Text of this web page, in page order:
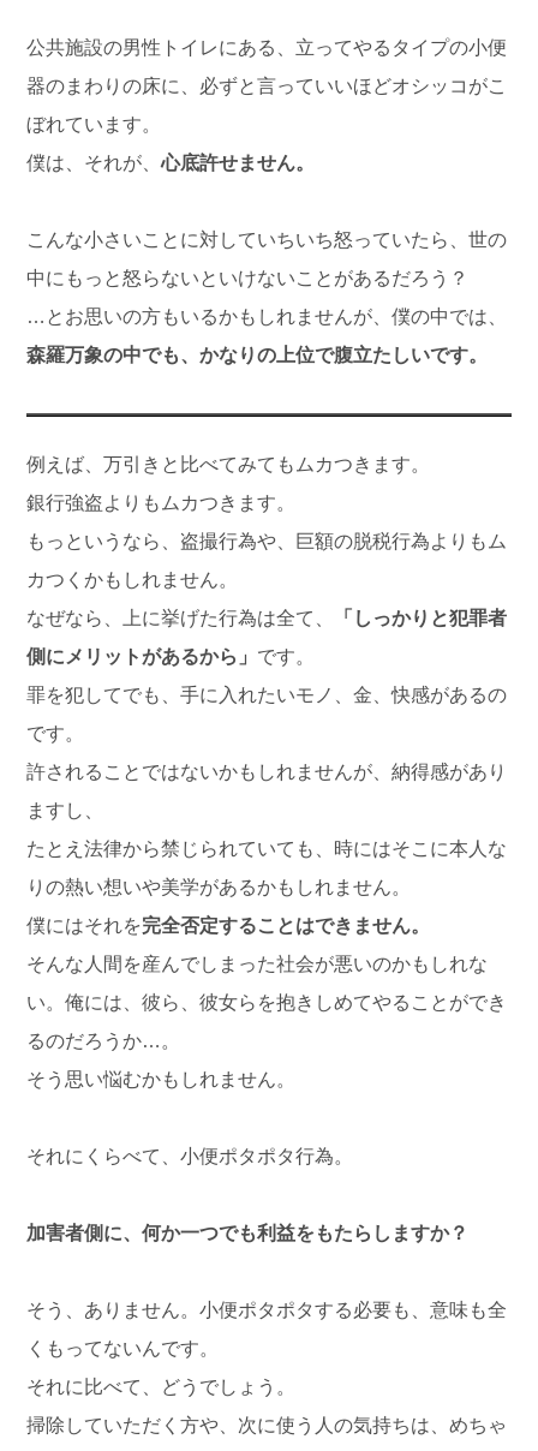
公共施設の男性トイレにある、立ってやるタイプの小便
器のまわりの床に、必ずと言っていいほどオシッコがこ
ぼれています。
僕は、それが、心底許せません。
こんな小さいことに対していちいち怒っていたら、世の
中にもっと怒らないといけないことがあるだろう？
…とお思いの方もいるかもしれませんが、僕の中では、
森羅万象の中でも、かなりの上位で腹立たしいです。
例えば、万引きと比べてみてもムカつきます。
銀行強盗よりもムカつきます。
もっというなら、盗撮行為や、巨額の脱税行為よりもム
カつくかもしれません。
なぜなら、上に挙げた行為は全て、
「しっかりと犯罪者
側にメリットがあるから」 です。
罪を犯してでも、手に入れたいモノ、金、快感があるの
です。
許されることではないかもしれませんが、納得感があり
ますし、
たとえ法律から禁じられていても、時にはそこに本人な
りの熱い想いや美学があるかもしれません。
僕にはそれを完全否定することはできません。
そんな人間を産んでしまった社会が悪いのかもしれな
い。俺には、彼ら、彼女らを抱きしめてやることができ
るのだろうか…。
そう思い悩むかもしれません。
それにくらべて、小便ポタポタ行為。
加害者側に、何か一つでも利益をもたらしますか？
そう、ありません。小便ポタポタする必要も、意味も全
くもってないんです。
それに比べて、どうでしょう。
掃除していただく方や、次に使う人の気持ちは、めちゃ